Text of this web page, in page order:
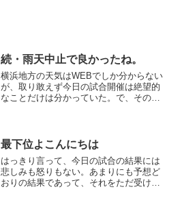
続・雨天中止で良かったね。
横浜地方の天気はWEBでしか分からない
が、取り敢えず今日の試合開催は絶望的
なことだけは分かっていた。で、そのと
たとてその潮目が変わる...
最下位よこんにちは
はっきり言って、今日の試合の結果には
悲しみも怒りもない。あまりにも予想ど
おりの結果であって、それをただ受け入